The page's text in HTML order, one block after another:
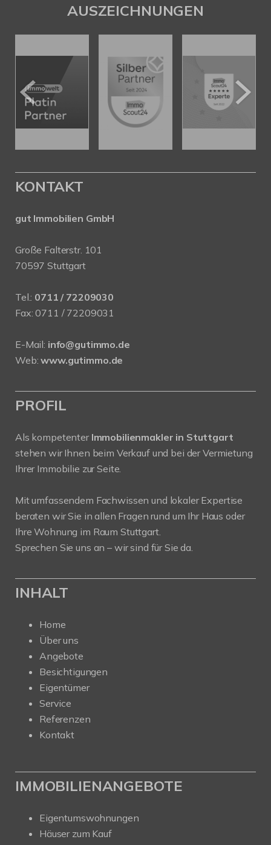
AUSZEICHNUNGEN
KONTAKT
gut Immobilien GmbH
Große Falterstr. 101
70597 Stuttgart
Tel.: 0711 / 72209030
Fax: 0711 / 72209031
E-Mail: info@gutimmo.de
Web:www.gutimmo.de
PROFIL
Als kompetenter Immobilienmakler in Stuttgart
stehen wir Ihnen beim Verkauf und bei der Vermietung
Ihrer Immobilie zur Seite.
Mit umfassendem Fachwissen und lokaler Expertise
beraten wir Sie in allen Fragen rund um Ihr Haus oder
Ihre Wohnung im Raum Stuttgart.
Sprechen Sie uns an – wir sind für Sie da.
INHALT
Home
Über uns
Angebote
Besichtigungen
Eigentümer
Service
Referenzen
Kontakt
IMMOBILIENANGEBOTE
Eigentumswohnungen
Häuser zum Kauf